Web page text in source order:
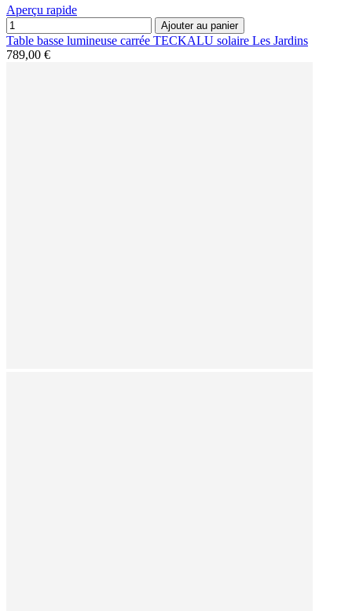
Aperçu rapide
Ajouter au panier
Table basse lumineuse carrée TECKALU solaire Les Jardins
789,00 €